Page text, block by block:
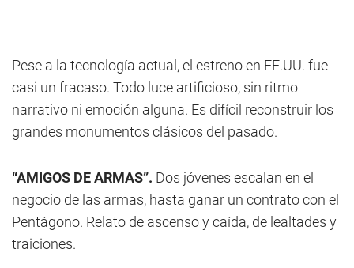
Pese a la tecnología actual, el estreno en EE.UU. fue
casi un fracaso. Todo luce artificioso, sin ritmo
narrativo ni emoción alguna. Es difícil reconstruir los
grandes monumentos clásicos del pasado.
“AMIGOS DE ARMAS”. Dos jóvenes escalan en el
negocio de las armas, hasta ganar un contrato con el
Pentágono. Relato de ascenso y caída, de lealtades y
traiciones.